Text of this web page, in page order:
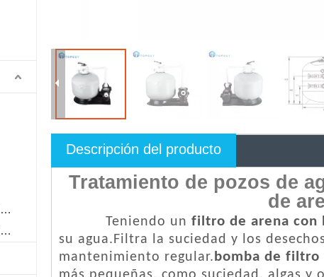
filtro de polietileno de alta densidad
Filtro de arena de acero inoxidable
Descripción del producto
Tratamiento de pozos de
de
Teniendo un filtro de arena con
su agua.Filtra la suciedad y los
mantenimiento regular. bomba de filtro